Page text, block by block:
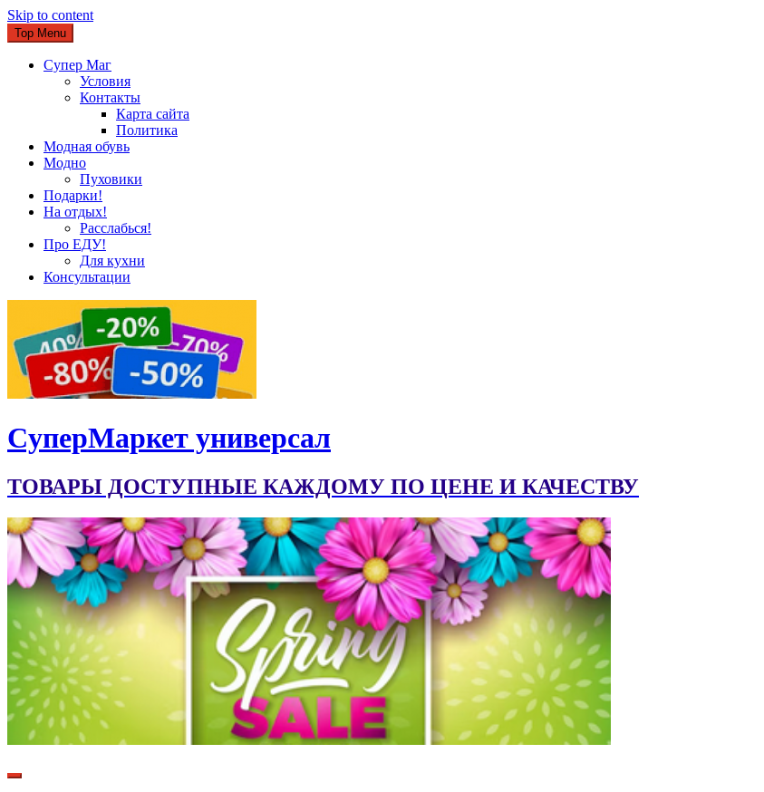
Skip to content
Top Menu
Супер Маг
Условия
Контакты
Карта сайта
Политика
Модная обувь
Модно
Пуховики
Подарки!
На отдых!
Расслабься!
Про ЕДУ!
Для кухни
Консультации
CуперМаркет универсал
ТОВАРЫ ДОСТУПНЫЕ КАЖДОМУ ПО ЦЕНЕ И КАЧЕСТВУ